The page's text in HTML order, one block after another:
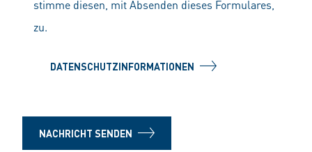
stimme diesen, mit Absenden dieses Formulares,
zu.
DATENSCHUTZINFORMATIONEN
NACHRICHT SENDEN